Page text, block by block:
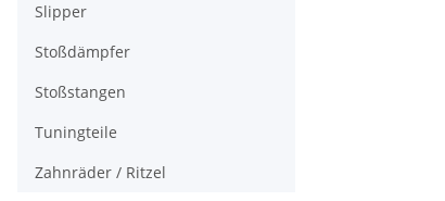
Slipper
Stoßdämpfer
Stoßstangen
Tuningteile
Zahnräder / Ritzel